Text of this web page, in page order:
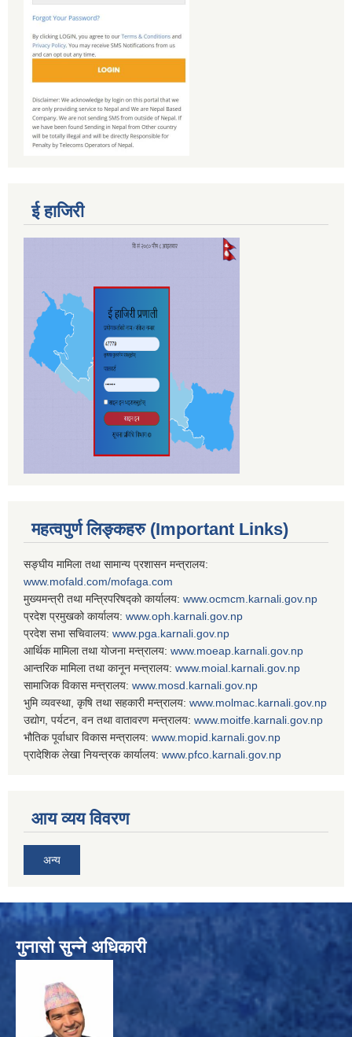
ई हाजिरी
महत्वपुर्ण लिङ्कहरु (Important Links)
सङ्घीय मामिला तथा सामान्य प्रशासन मन्त्रालय:
www.mofald.com/mofaga.com
मुख्यमन्त्री तथा मन्त्रिपरिषद्को कार्यालय: www.ocmcm.karnali.gov.np
प्रदेश प्रमुखको कार्यालय: www.oph.karnali.gov.np
प्रदेश सभा सचिवालय: www. pga.karnali.gov.np
आर्थिक मामिला तथा योजना मन्त्रालय: www. moeap.karnali.gov.np
आन्तरिक मामिला तथा कानून मन्त्रालय: www. moial.karnali.gov.np
सामाजिक विकास मन्त्रालय: www. mosd.karnali.gov.np
भुमि व्यवस्था, कृषि तथा सहकारी मन्त्रालय: www. molmac.karnali.gov.np
उद्योग, पर्यटन, वन तथा वातावरण मन्त्रालय: www. moitfe.karnali.gov.np
भौतिक पूर्वाधार विकास मन्त्रालय: www. mopid.karnali.gov.np
प्रादेशिक लेखा नियन्त्रक कार्यालय: www. pfco.karnali.gov.np
आय व्यय विवरण
अन्य
गुनासो सुन्ने अधिकारी